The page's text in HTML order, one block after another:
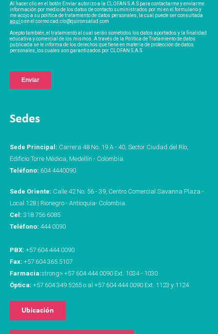
Al hacer clic en el botón Enviar autorizo a la CLOFAN S.A.S para contactarme y enviarme
información por medio de los datos de contacto suministrados por mi en el formulario y
me acojo a su política de tratamiento de datos personales, la cual puede ser consultada
aquío en el correo cad.clo@quironsalud.com
Acepto también, el tratamiento al cual serán sometidos los datos aportados y la finalidad
educativa y comercial de los mismos. A través de la Política de Tratamiento de datos
publicada se le informa de los derechos que tiene en materia de protección de datos
personales, los cuales son garantizados por CLOFAN S.A.S
Sedes
Sede Principal: Carrera 48 No. 19 A - 40, Sector Ciudad del Río,
Edificio Torre Médica, Medellín - Colombia.
Teléfono: 604 4440090
Sede Oriente: Calle 42 No. 56 - 39, Centro Comercial Savanna Plaza -
Local 128 | Rionegro - Antioquia- Colombia.
Cel: 318 756 6085
Teléfono: 444 0090
PBX: +57 604 444 0090
Fax: +57 604 365 5107
Farmacia:strong> +57 604 444 0090 Ext. 1034 - 1030
Óptica: +57 604 349 5265 o al +57 604 444 0090 Ext. 1123 y 1124
Ubicación